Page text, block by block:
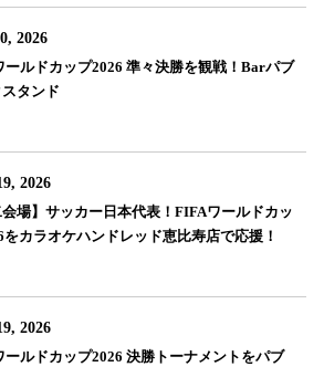
2026
ールドカップ2026 準々決勝を観戦！Barパブ
スタンド
2026
会場】サッカー日本代表！FIFAワールドカッ
をカラオケハンドレッド恵比寿店で応援！
2026
ールドカップ2026 決勝トーナメントをパブ